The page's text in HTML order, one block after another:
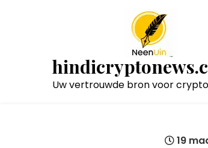
Uw vertrouwde bron voor crypto
19